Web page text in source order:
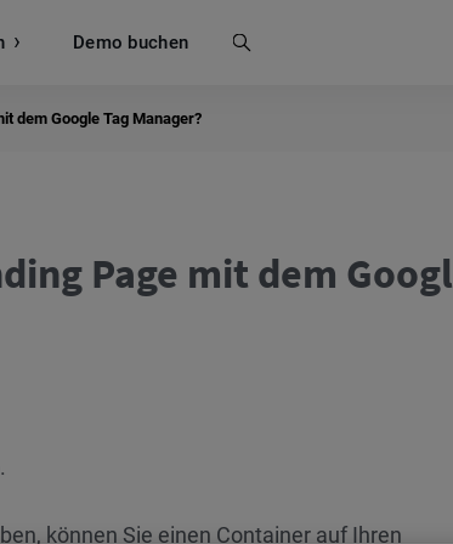
Demo buchen
dem Google Tag Manager?
Page mit dem
können Sie einen Container auf Ihren